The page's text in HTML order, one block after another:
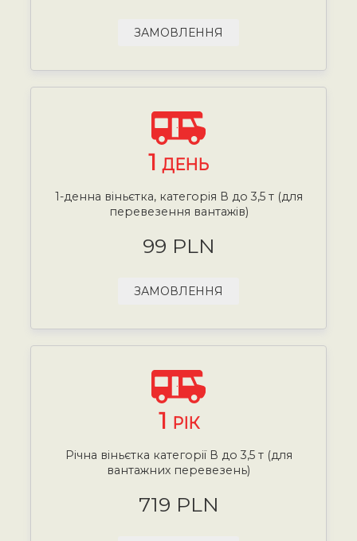
ЗАМОВЛЕННЯ
1 ДЕНЬ
1-денна віньєтка, категорія В до 3,5 т (для
перевезення вантажів)
99 PLN
ЗАМОВЛЕННЯ
1 РІК
Річна віньєтка категорії В до 3,5 т (для
вантажних перевезень)
719 PLN